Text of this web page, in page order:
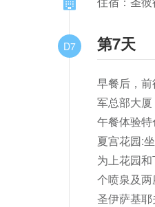
D7 第7天
早餐后，
军总部大
午餐体验特
夏宫花园:
为上花园
个喷泉及
圣伊萨基